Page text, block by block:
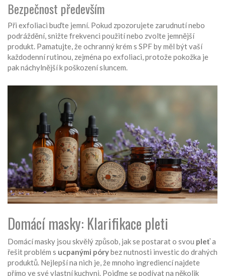
Bezpečnost především
Při exfoliaci buďte jemní. Pokud zpozorujete zarudnutí nebo
podráždění, snižte frekvenci použití nebo zvolte jemnější
produkt. Pamatujte, že ochranný krém s SPF by měl být vaší
každodenní rutinou, zejména po exfoliaci, protože pokožka je
pak náchylnější k poškození sluncem.
Domácí masky: Klarifikace pleti
Domácí masky jsou skvělý způsob, jak se postarat o svou pleťa
řešit problém s ucpanými pórybez nutnosti investic do drahých
produktů. Nejlepší na nich je, že mnoho ingrediencí najdete
přímo ve své vlastní kuchyni. Pojďme se podívat na několik